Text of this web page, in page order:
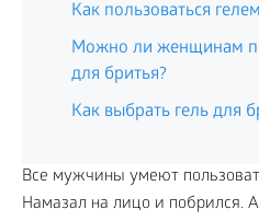
Как пользоваться
Можно ли женщинам
для бритья?
Как выбрать гель для
Все мужчины умеют
Намазал на лицо и побрился.